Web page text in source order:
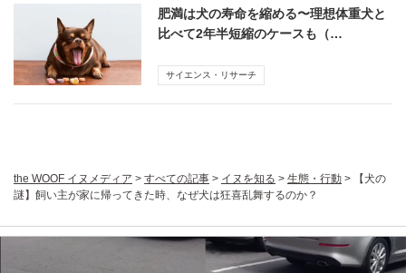
肥満は犬の寿命を縮める〜理想体重犬と
比べて2年半短縮のケースも（…
サイエンス・リサーチ
the WOOF イヌメディア > すべての記事 > イヌを知る > 生態・行動 >
【犬の
謎】飼い主が家に帰ってきた時、なぜ犬は狂喜乱舞するのか？